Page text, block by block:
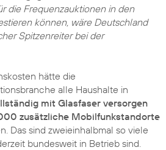
die Frequenzauktionen in den
können, wäre Deutschland
Spitzenreiter bei der
hätte die
alle Haushalte in
mit Glasfaser versorgen
zusätzliche Mobilfunkstandorte
Das sind zweieinhalbmal so viele
bundesweit in Betrieb sind.